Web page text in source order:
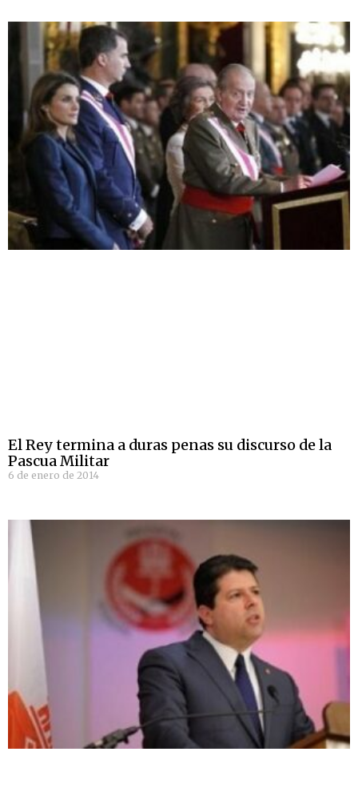
El Rey termina a duras penas su discurso de la
Pascua Militar
6 de enero de 2014